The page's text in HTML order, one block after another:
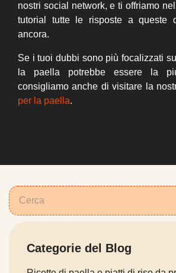
nostri social network, e ti offriamo
tutorial tutte le risposte a queste
ancora.
Se i tuoi dubbi sono più focalizzati
la paella potrebbe essere la
consigliamo anche di visitare la
per la paella.
Categorie del Blog